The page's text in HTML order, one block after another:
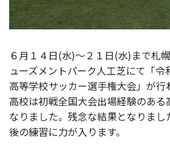
６月１４日(水)～２１日(水)まで札
ューズメントパーク人工芝にて「
高等学校サッカー選手権大会」が
高校は初戦全国大会出場経験のある
なりました。残念な結果となりま
後の練習に力が入ります。